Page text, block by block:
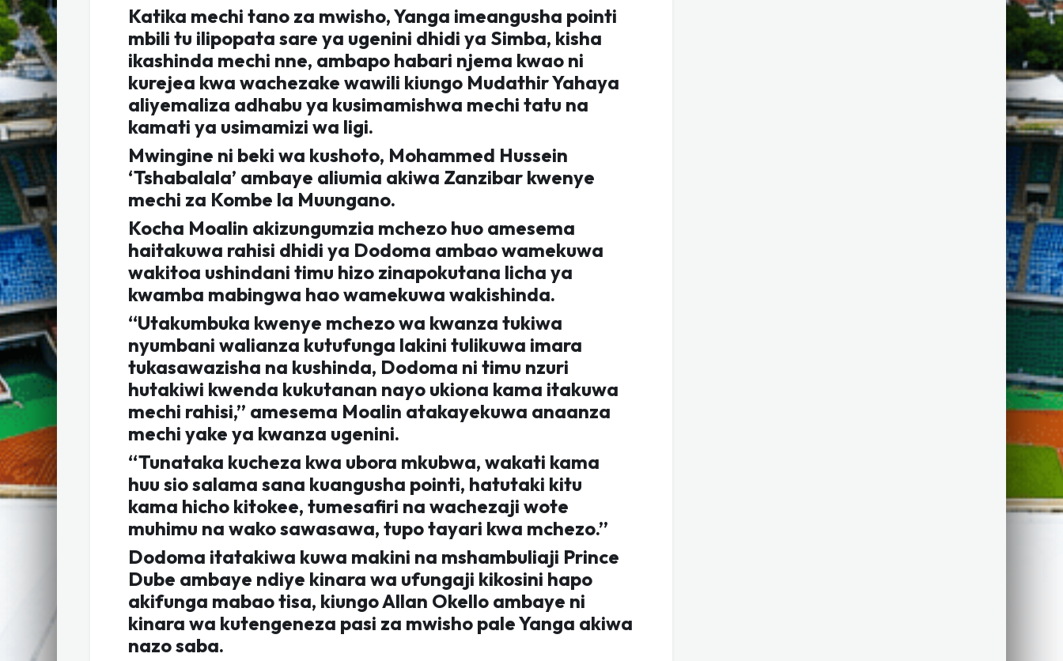
Katika mechi tano za mwisho, Yanga imeangusha pointi
mbili tu ilipopata sare ya ugenini dhidi ya Simba, kisha
ikashinda mechi nne, ambapo habari njema kwao ni
kurejea kwa wachezake wawili kiungo Mudathir Yahaya
aliyemaliza adhabu ya kusimamishwa mechi tatu na
kamati ya usimamizi wa ligi.
Mwingine ni beki wa kushoto, Mohammed Hussein
‘Tshabalala’ ambaye aliumia akiwa Zanzibar kwenye
mechi za Kombe la Muungano.
Kocha Moalin akizungumzia mchezo huo amesema
haitakuwa rahisi dhidi ya Dodoma ambao wamekuwa
wakitoa ushindani timu hizo zinapokutana licha ya
kwamba mabingwa hao wamekuwa wakishinda.
“Utakumbuka kwenye mchezo wa kwanza tukiwa
nyumbani walianza kutufunga lakini tulikuwa imara
tukasawazisha na kushinda, Dodoma ni timu nzuri
hutakiwi kwenda kukutanan nayo ukiona kama itakuwa
mechi rahisi,” amesema Moalin atakayekuwa anaanza
mechi yake ya kwanza ugenini.
“Tunataka kucheza kwa ubora mkubwa, wakati kama
huu sio salama sana kuangusha pointi, hatutaki kitu
kama hicho kitokee, tumesafiri na wachezaji wote
muhimu na wako sawasawa, tupo tayari kwa mchezo.”
Dodoma itatakiwa kuwa makini na mshambuliaji Prince
Dube ambaye ndiye kinara wa ufungaji kikosini hapo
akifunga mabao tisa, kiungo Allan Okello ambaye ni
kinara wa kutengeneza pasi za mwisho pale Yanga akiwa
nazo saba.